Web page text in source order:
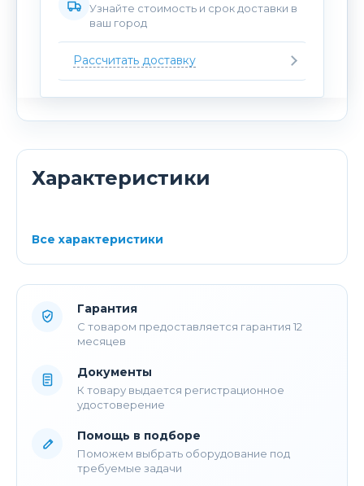
Узнайте стоимость и срок доставки в
ваш город
Рассчитать доставку
Характеристики
Все характеристики
Гарантия
С товаром предоставляется гарантия 12
месяцев
Документы
К товару выдается регистрационное
удостоверение
Помощь в подборе
Поможем выбрать оборудование под
требуемые задачи